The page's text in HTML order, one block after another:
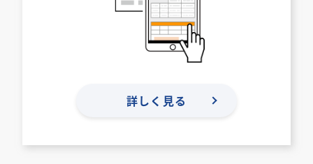
詳しく見る